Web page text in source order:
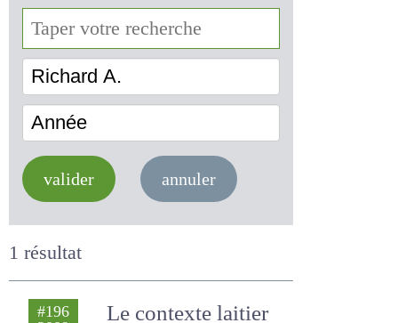
Richard A.
valider annuler
1 résultat